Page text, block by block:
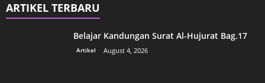
ARTIKEL TERBARU
Belajar Kandungan Surat Al-Hujurat Bag.17
Artikel August 4, 2026